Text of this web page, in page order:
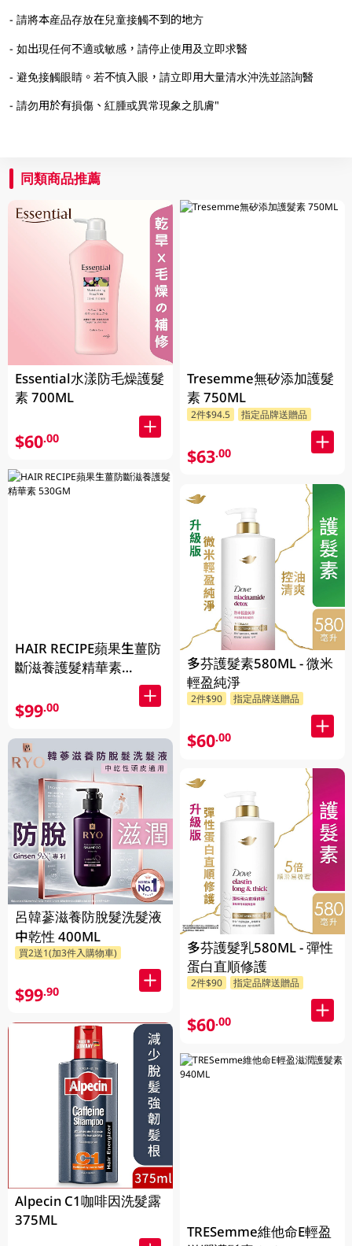
- 請將本産品存放在兒童接觸不到的地方
- 如出現任何不適或敏感，請停止使用及立即求醫
- 避免接觸眼睛。若不慎入眼，請立即用大量清水沖洗並諮詢醫
- 請勿用於有損傷、紅腫或異常現象之肌膚"
同類商品推薦
Essential水漾防毛燥護髮
素 700ML
$60.00
HAIR RECIPE蘋果生薑防
斷滋養護髮精華素
$99.00
呂韓蔘滋養防脫髮洗髮液
中乾性 400ML
買2送1(加3件入購物車)
$99.90
Alpecin C1咖啡因洗髮露
375ML
Tresemme無矽添加護髮
素 750ML
2件$94.5 指定品牌送贈品
$63.00
多芬護髮素580ML - 微米
輕盈純淨
2件$90 指定品牌送贈品
$60.00
多芬護髮乳580ML - 彈性
蛋白直順修護
2件$90 指定品牌送贈品
$60.00
TRESemme維他命E輕盈